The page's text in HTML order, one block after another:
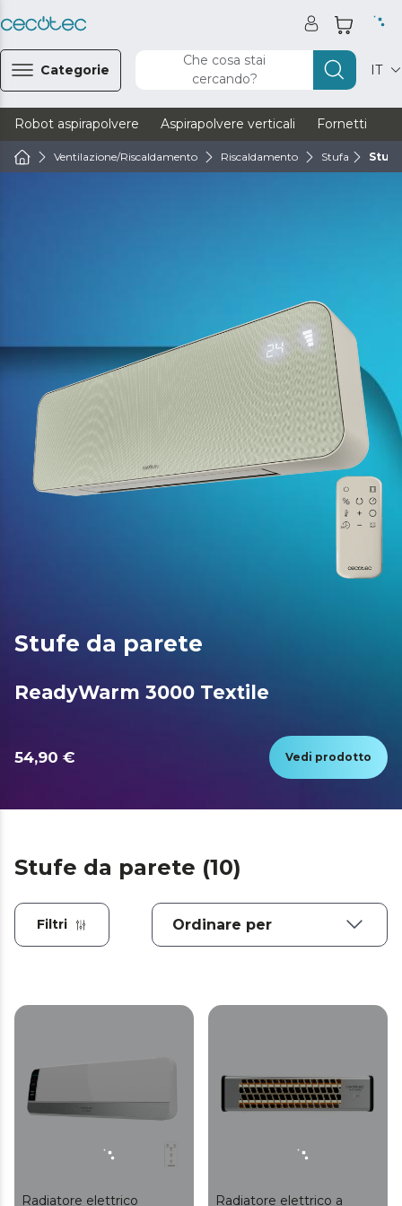
Categorie
Che cosa stai
cercando?
IT
Robot aspirapolvere Aspirapolvere verticali Fornetti
Ventilazione/Riscaldamento Riscaldamento Stufa
Stufe da parete
ReadyWarm 3000 Textile
54,90 € Vedi prodotto
Stufe da parete (10)
Filtri
Radiatore elettrico
Radiatore elettrico a